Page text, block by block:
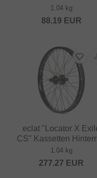
1.04 kg
88.19 EUR
eclat "Locator X
CS" Kassetten
1.04 kg
277.27 EUR